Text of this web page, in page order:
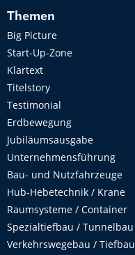
Themen
Big Picture
Start-Up-Zone
Klartext
Titelstory
Testimonial
Erdbewegung
Jubiläumsausgabe
Unternehmensführung
Bau- und Nutzfahrzeuge
Hub-Hebetechnik / Krane
Raumsysteme / Container
Spezialtiefbau / Tunnelbau
Verkehrswegebau / Tiefbau